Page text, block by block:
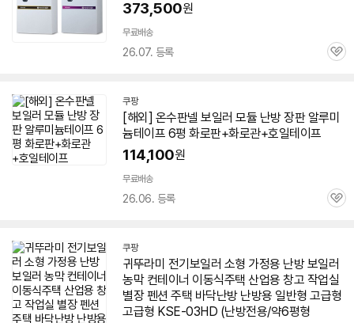
373,500원
무료배송
26.07. 등록
관
쿠팡
[해외] 온수판넬 보일러 모듈 난방 장판 알루미
늄테이프 6평 화로판+화로관+호일테이프
114,100원
무료배송
26.06. 등록
관
쿠팡
귀뚜라미 전기보일러 소형 가정용 난방보일러
농막 컨테이너 이동식주택 산업용 창고 작업실
별장 펜션 주택 바닥난방 난방용 일반형 고급형
고급형 KSE-03HD (난방전용/약6평형